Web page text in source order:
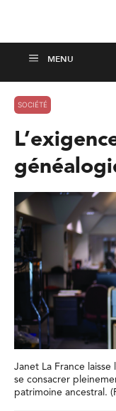
SOCIÉTÉ
Janet La France
se consacrer
patrimoine ancestral.